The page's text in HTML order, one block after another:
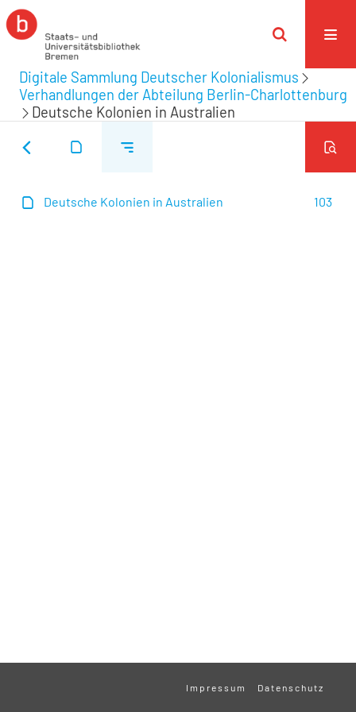
Digitale Sammlung Deutscher Kolonialismus
Verhandlungen der Abteilung Berlin-Charlottenburg
Deutsche Kolonien in Australien
103
Deutsche Kolonien in Australien
Impressum Datenschutz